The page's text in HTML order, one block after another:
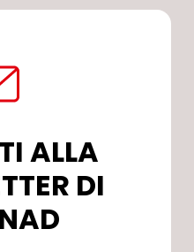
ALLA
DI